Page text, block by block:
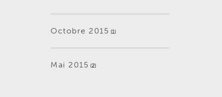
Octobre 2015 (1)
Mai 2015 (2)